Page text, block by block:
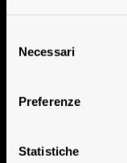
delNecessari
Preferenze
Statistiche